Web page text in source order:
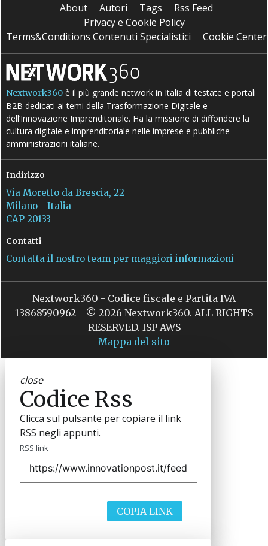
About Autori Tags
Rss Feed
Privacy e Cookie Policy
Terms&Conditions Contenuti Specialistici
Cookie Center
Nextwork360 è il più grande network in Italia di testate e portali
B2B dedicati ai temi della Trasformazione Digitale e
dell’Innovazione Imprenditoriale. Ha la missione di diffondere la
cultura digitale e imprenditoriale nelle imprese e pubbliche
amministrazioni italiane.
Indirizzo
Via Moretto da Brescia, 22
Milano - Italia
CAP 20133
Contatti
Contatta il nostro team per maggiori informazioni
Nextwork360 - Codice fiscale e Partita IVA
13868590962 - © 2026 Nextwork360. ALL RIGHTS
RESERVED. ISP AWS
Mappa del sito
close
Codice Rss
Clicca sul pulsante per copiare il link
RSS negli appunti.
RSS link
COPIA LINK